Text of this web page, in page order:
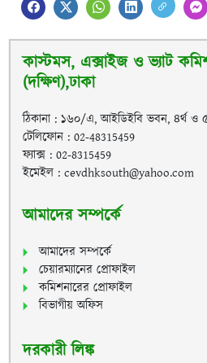
কাস্টমস, এক্সাইজ ও ভ্যাট
(দক্ষিণ),ঢাকা
ঠিকানা : ১৬০/এ, আইডিইবি ভবন, ৪র্থ ও
টেলিফোন : 02-48315459
ফ্যাক্স : 02-8315459
ইমেইল : cevdhksouth@yahoo.com
আমাদের সম্পর্কে
আমাদের সম্পর্কে
চেয়ারম্যানের প্রোফাইল
কমিশনারের প্রোফাইল
বিভাগীয় অফিস
দরকারী লিঙ্ক